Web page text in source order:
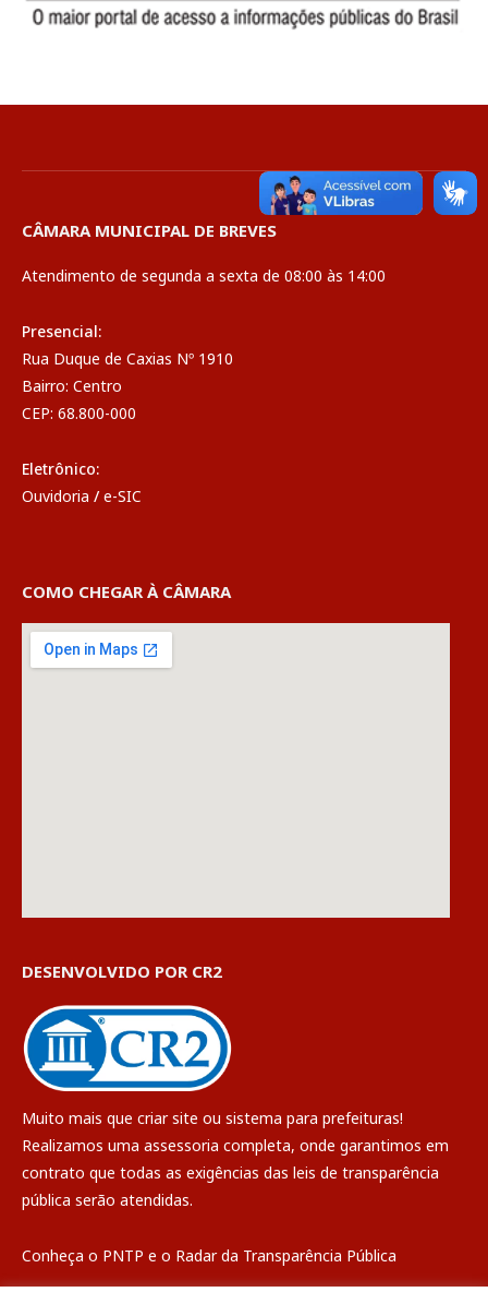
CÂMARA MUNICIPAL DE BREVES
Atendimento de segunda a sexta de 08:00 às 14:00
Presencial:
Rua Duque de Caxias Nº 1910
Bairro: Centro
CEP: 68.800-000
Eletrônico:
Ouvidoria / e-SIC
COMO CHEGAR À CÂMARA
DESENVOLVIDO POR CR2
Muito mais que criar site ou sistema para prefeituras!
Realizamos uma assessoria completa, onde garantimos em
contrato que todas as exigências das leis de transparência
pública serão atendidas.
Conheça o PNTP e o Radar da Transparência Pública